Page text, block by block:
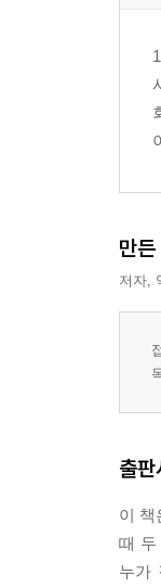
나.
다.
03
가. '
3장
｜제
01
02
｜제
가.
나.
다.
만
저자,
출
이 책
때 두
누가